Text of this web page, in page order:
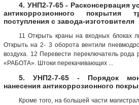
4. УНП2-7-65 - Расконсервация
антикоррозионного покрытия
поступления с завода-изготовителя
11 Открыть краны на входных блоках
Открыть на 2- 3 оборота вентили
воздуха. 12 Перевести переключатель рода
«РАБОТА». Штоки перекачивающих ...
5. УНП2-7-65 - Порядок
нанесения антикоррозионного
Кроме того, на большей части